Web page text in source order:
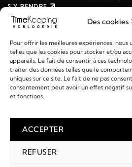
Des cookies
Pour offrir les meilleures expériences, nous
telles que les cookies pour stocker et/ou
appareils. Le fait de consentir à ces
traiter des données telles que le
uniques sur ce site. Le fait de ne pas
consentement peut avoir un effet négatif
et fonctions.
ACCEPTER
REFUSER
S'Y RENDRE
02 31 47 49 97
contact@timekeeping.fr
Liens utiles
2026 © TIMEKEEPING - Réalisé par